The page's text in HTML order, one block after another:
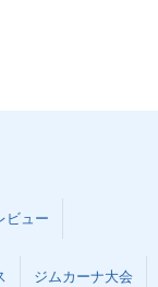
ビュー
ジムカーナ大会